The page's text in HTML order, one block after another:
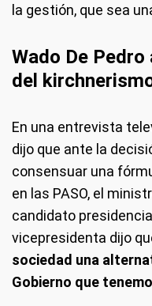
la gestión, que sea
Wado De
del
En una entrevista
dijo que ante la
consensuar una
en las PASO, el
candidato
vicepresidenta dijo
sociedad una
Gobierno que